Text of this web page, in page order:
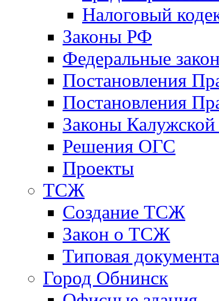
Налоговый
Законы РФ
Федеральные
Постановления
Постановления
Законы Калужской
Решения ОГС
Проекты
ТСЖ
Создание ТСЖ
Закон о ТСЖ
Типовая
Город Обнинск